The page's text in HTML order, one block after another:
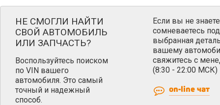
НЕ СМОГЛИ НАЙТИ
СВОЙ АВТОМОБИЛЬ
ИЛИ ЗАПЧАСТЬ?
Воспользуйтесь поиском
по VIN вашего
автомобиля. Это самый
точный и надежный
способ.
Если вы не
сомневаетесь
выбранная
вашему
свяжитесь с
(8:30 - 22:00 МСК)
on-line чат